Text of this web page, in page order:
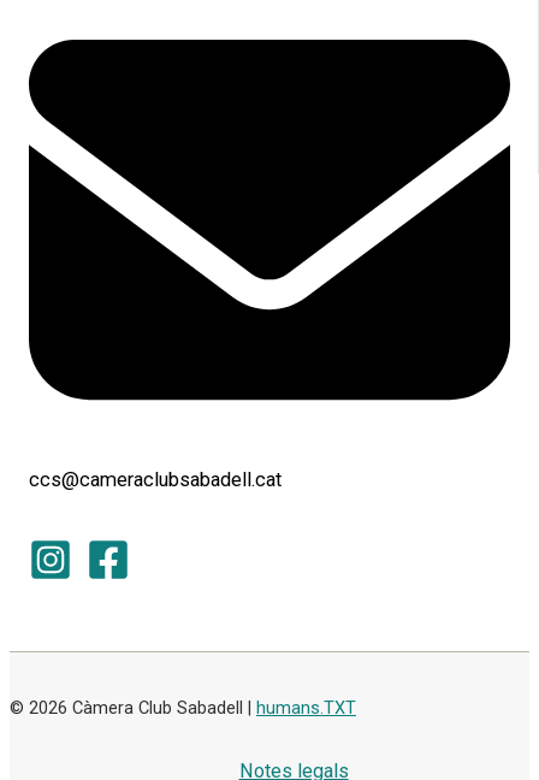
ccs@cameraclubsabadell.cat
© 2026 Càmera Club Sabadell | humans.TXT
Notes legals